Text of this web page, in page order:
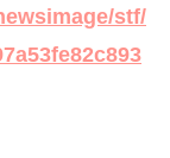
stf/